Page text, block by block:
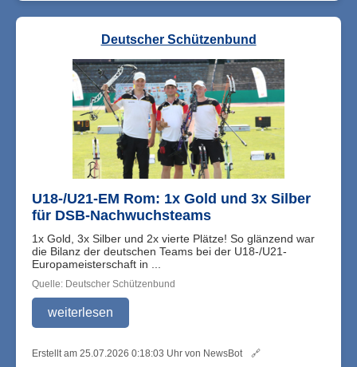
Deutscher Schützenbund
U18-/U21-EM Rom: 1x Gold und 3x Silber
für DSB-Nachwuchsteams
1x Gold, 3x Silber und 2x vierte Plätze! So glänzend war
die Bilanz der deutschen Teams bei der U18-/U21-
Europameisterschaft in ...
Quelle: Deutscher Schützenbund
weiterlesen
Erstellt am 25.07.2026 0:18:03 Uhr von NewsBot 🔗